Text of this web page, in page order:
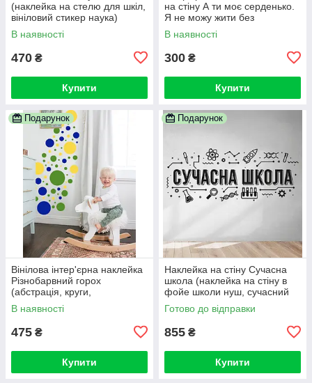
(наклейка на стелю для шкіл,
вініловий стикер наука)
В наявності
470 ₴
Купити
на стіну А ти моє серденько.
Я не можу жити без
серденька!
В наявності
300 ₴
Купити
Подарунок
Вінілова інтер'єрна наклейка
Різнобарвний горох
(абстрація, круги,
геометричні фігури)
В наявності
475 ₴
Купити
Подарунок
Наклейка на стіну Сучасна
школа (наклейка на стіну в
фойе школи нуш, сучасний
декор школи)
Готово до відправки
855 ₴
Купити